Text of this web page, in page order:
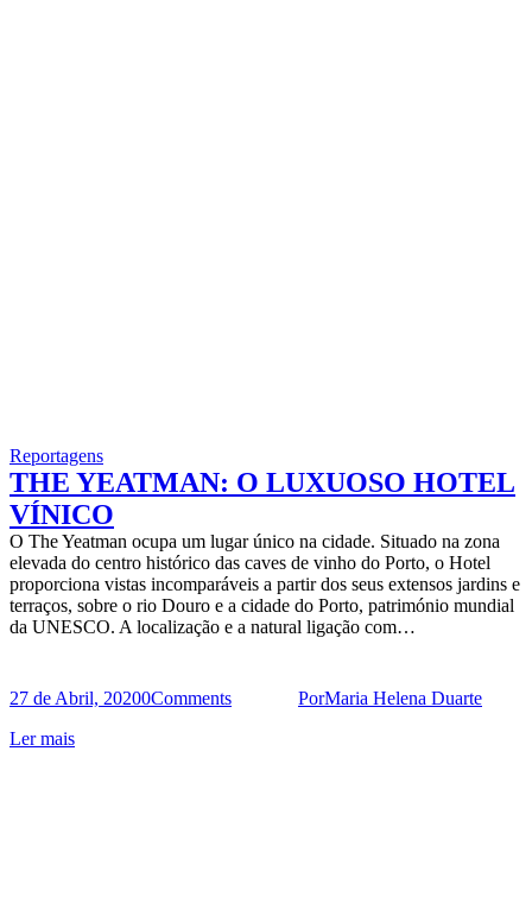
Reportagens
THE YEATMAN: O LUXUOSO HOTEL
VÍNICO
O The Yeatman ocupa um lugar único na cidade. Situado na zona
elevada do centro histórico das caves de vinho do Porto, o Hotel
proporciona vistas incomparáveis a partir dos seus extensos jardins e
terraços, sobre o rio Douro e a cidade do Porto, património mundial
da UNESCO. A localização e a natural ligação com…
27 de Abril, 20200Comments PorMaria Helena Duarte
Ler mais